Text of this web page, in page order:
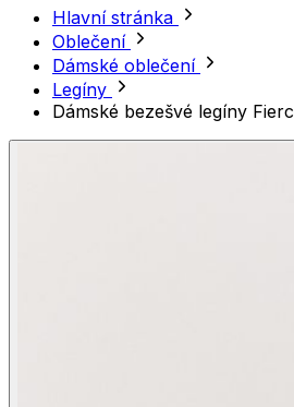
Hlavní stránka
Oblečení
Dámské oblečení
Legíny
Dámské bezešvé legíny